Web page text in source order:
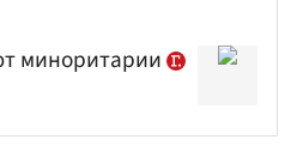
миноритарии